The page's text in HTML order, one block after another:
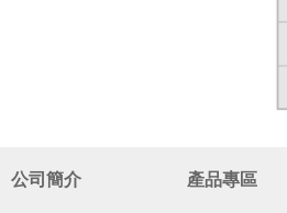
公司簡介 產品專區